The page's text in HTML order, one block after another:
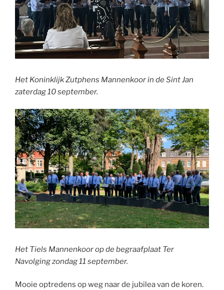
Het Koninklijk Zutphens Mannenkoor in de Sint Jan
zaterdag 10 september.
Het Tiels Mannenkoor op de begraafplaat Ter
Navolging zondag 11 september.
Mooie optredens op weg naar de jubilea van de koren.